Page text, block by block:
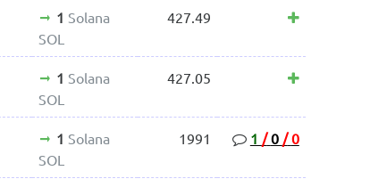
1 Solana
SOL
427.49
1 Solana
SOL
427.05
1 Solana
SOL
1991 1 / 0 / 0